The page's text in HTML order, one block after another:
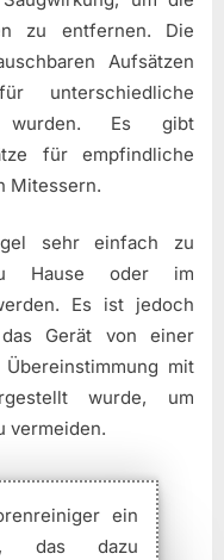
zu entfernen. Die
Aufsätzen
unterschiedliche
wurden. Es gibt
für empfindliche
Mitessern.
sehr einfach zu
Hause oder im
Es ist jedoch
Gerät von einer
mit
wurde, um
vermeiden.
ein
das dazu